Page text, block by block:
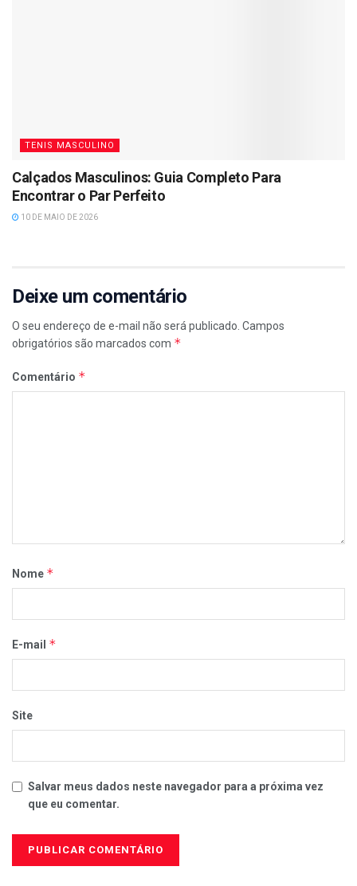
TENIS MASCULINO
Calçados Masculinos: Guia Completo Para
Encontrar o Par Perfeito
10 DE MAIO DE 2026
Deixe um comentário
O seu endereço de e-mail não será publicado. Campos
obrigatórios são marcados com *
Comentário *
Nome *
E-mail *
Site
Salvar meus dados neste navegador para a próxima vez
que eu comentar.